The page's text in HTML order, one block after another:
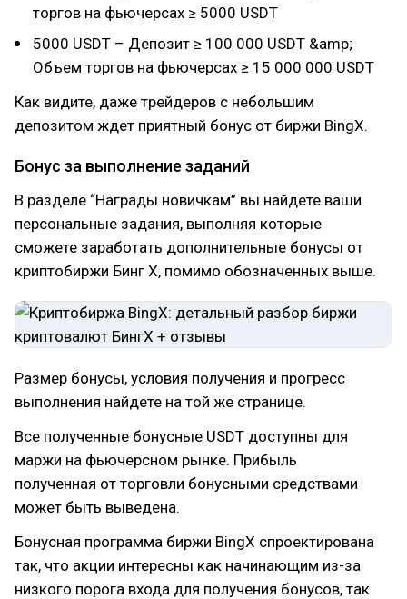
торгов на фьючерсах ≥ 5000 USDT
5000 USDT – Депозит ≥ 100 000 USDT &amp;
Объем торгов на фьючерсах ≥ 15 000 000 USDT
Как видите, даже трейдеров с небольшим
депозитом ждет приятный бонус от биржи BingX.
Бонус за выполнение заданий
В разделе “Награды новичкам” вы найдете ваши
персональные задания, выполняя которые
сможете заработать дополнительные бонусы от
криптобиржи Бинг Х, помимо обозначенных выше.
Размер бонусы, условия получения и прогресс
выполнения найдете на той же странице.
Все полученные бонусные USDT доступны для
маржи на фьючерсном рынке. Прибыль
полученная от торговли бонусными средствами
может быть выведена.
Бонусная программа биржи BingX спроектирована
так, что акции интересны как начинающим из-за
низкого порога входа для получения бонусов, так